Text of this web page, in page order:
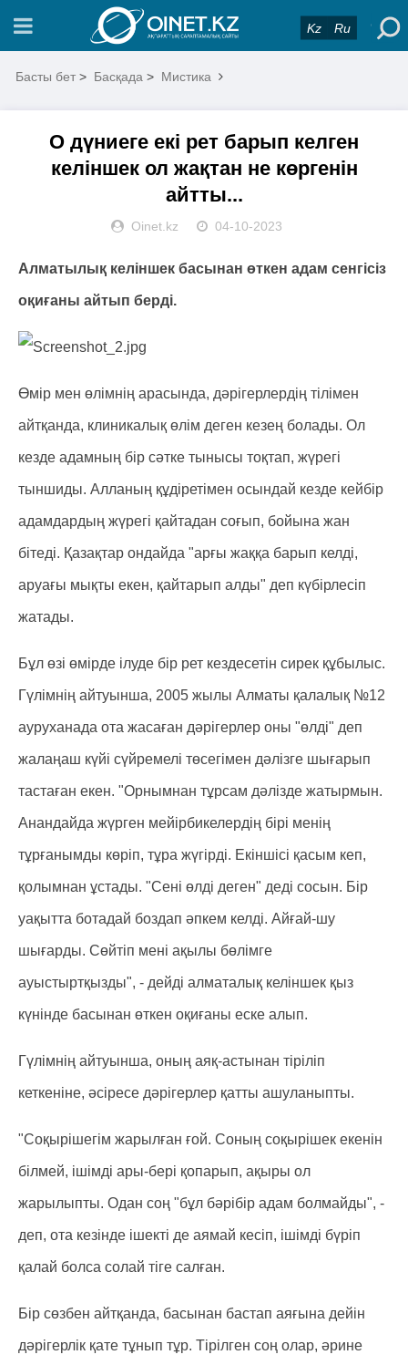
Kz Ru
Басты бет > Басқада > Мистика
О дүниеге екі рет барып келген
келіншек ол жақтан не көргенін
айтты...
Oinet.kz 04-10-2023
Алматылық келіншек басынан өткен адам сенгісіз
оқиғаны айтып берді.
Өмір мен өлімнің арасында, дәрігерлердің тілімен
айтқанда, клиникалық өлім деген кезең болады. Ол
кезде адамның бір сәтке тынысы тоқтап, жүрегі
тыншиды. Алланың құдіретімен осындай кезде кейбір
адамдардың жүрегі қайтадан соғып, бойына жан
бітеді. Қазақтар ондайда "арғы жаққа барып келді,
аруағы мықты екен, қайтарып алды" деп күбірлесіп
жатады.
Бұл өзі өмірде ілуде бір рет кездесетін сирек құбылыс.
Гүлімнің айтуынша, 2005 жылы Алматы қалалық №12
ауруханада ота жасаған дәрігерлер оны "өлді" деп
жалаңаш күйі сүйремелі төсегімен дәлізге шығарып
тастаған екен. "Орнымнан тұрсам дәлізде жатырмын.
Анандайда жүрген мейірбикелердің бірі менің
тұрғанымды көріп, тұра жүгірді. Екіншісі қасым кеп,
қолымнан ұстады. "Сені өлді деген" деді сосын. Бір
уақытта ботадай боздап әпкем келді. Айғай-шу
шығарды. Сөйтіп мені ақылы бөлімге
ауыстыртқызды", - дейді алматалық келіншек қыз
күнінде басынан өткен оқиғаны еске алып.
Гүлімнің айтуынша, оның аяқ-астынан тіріліп
кеткеніне, әсіресе дәрігерлер қатты ашуланыпты.
"Соқырішегім жарылған ғой. Соның соқырішек екенін
білмей, ішімді ары-бері қопарып, ақыры ол
жарылыпты. Одан соң "бұл бәрібір адам болмайды", -
деп, ота кезінде ішекті де аямай кесіп, ішімді бүріп
қалай болса солай тіге салған.
Бір сөзбен айтқанда, басынан бастап аяғына дейін
дәрігерлік қате тұнып тұр. Тірілген соң олар, әрине